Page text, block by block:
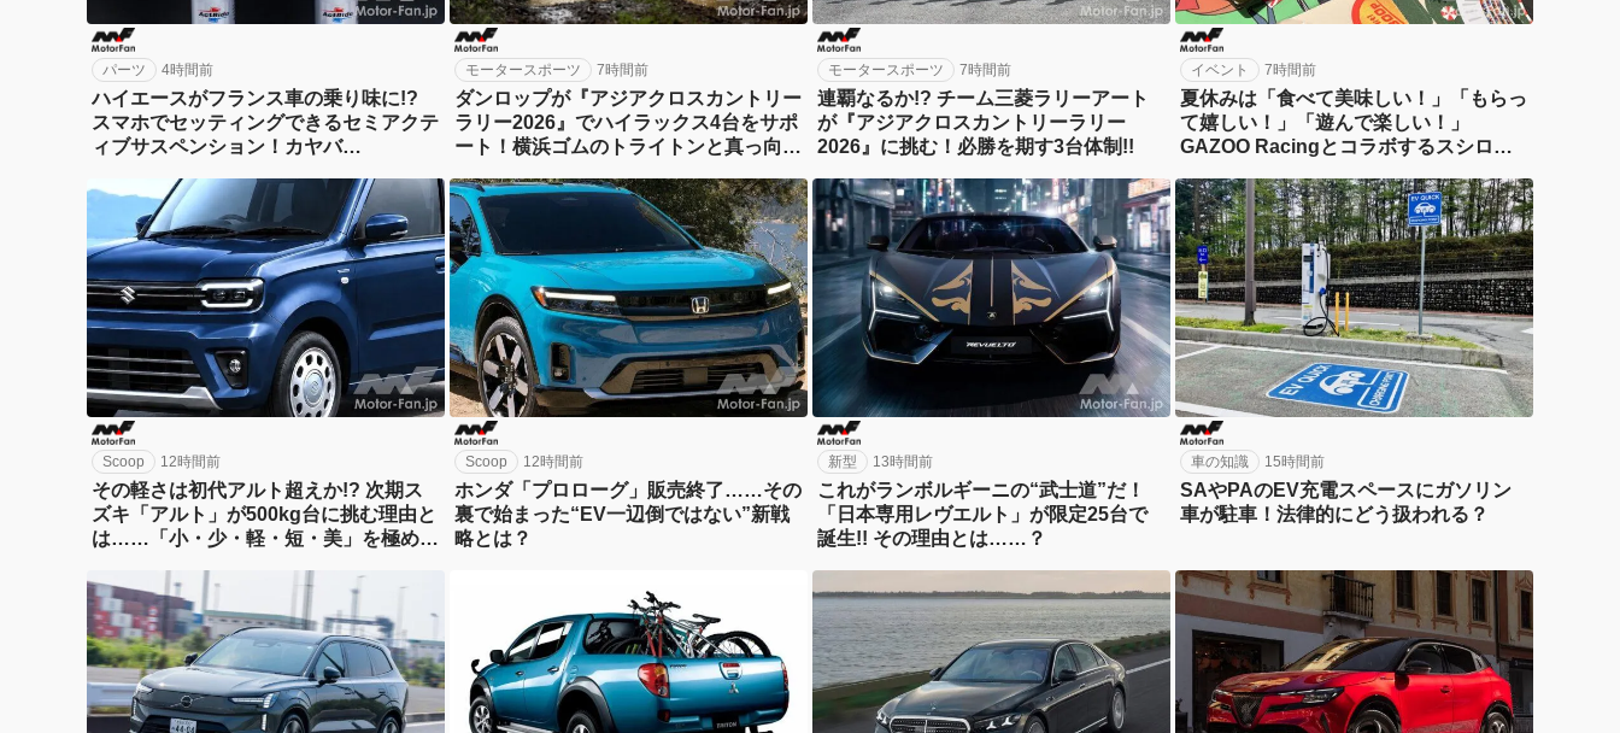
パーツ 4時間前
ハイエースがフランス車の乗り味に!?
スマホでセッティングできるセミアクテ
ィブサスペンション！カヤバ
モータースポーツ 7時間前
ダンロップが『アジアクロスカントリー
ラリー2026』でハイラックス4台をサポ
ート！横浜ゴムのトライトンと真っ向勝
モータースポーツ 7時間前
連覇なるか!? チーム三菱ラリーアート
が『アジアクロスカントリーラリー
2026』に挑む！必勝を期す3台体制!!
イベント 7時間前
夏休みは「食べて美味しい！」「もらっ
て嬉しい！」「遊んで楽しい！」
GAZOO Racingとコラボするスシロー
Scoop 12時間前
その軽さは初代アルト超えか!? 次期ス
ズキ「アルト」が500kg台に挑む理由と
は……「小・少・軽・短・美」を極め
Scoop 12時間前
ホンダ「プロローグ」販売終了……その
裏で始まった“EV一辺倒ではない”新戦
略とは？
新型 13時間前
これがランボルギーニの“武士道”だ！
「日本専用レヴエルト」が限定25台で
誕生!! その理由とは……？
車の知識 15時間前
SAやPAのEV充電スペースにガソリン
車が駐車！法律的にどう扱われる？